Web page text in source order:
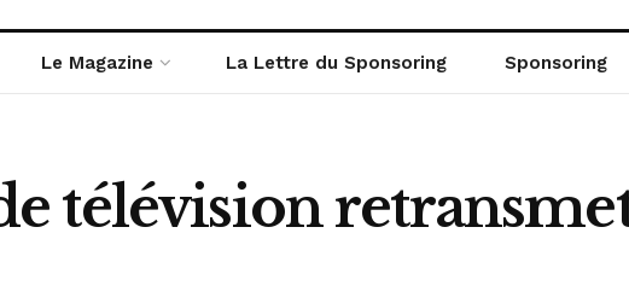
Le Magazine La Lettre du Sponsoring Sponsoring
télévision